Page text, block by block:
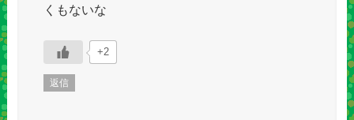
くもないな
+2
返信